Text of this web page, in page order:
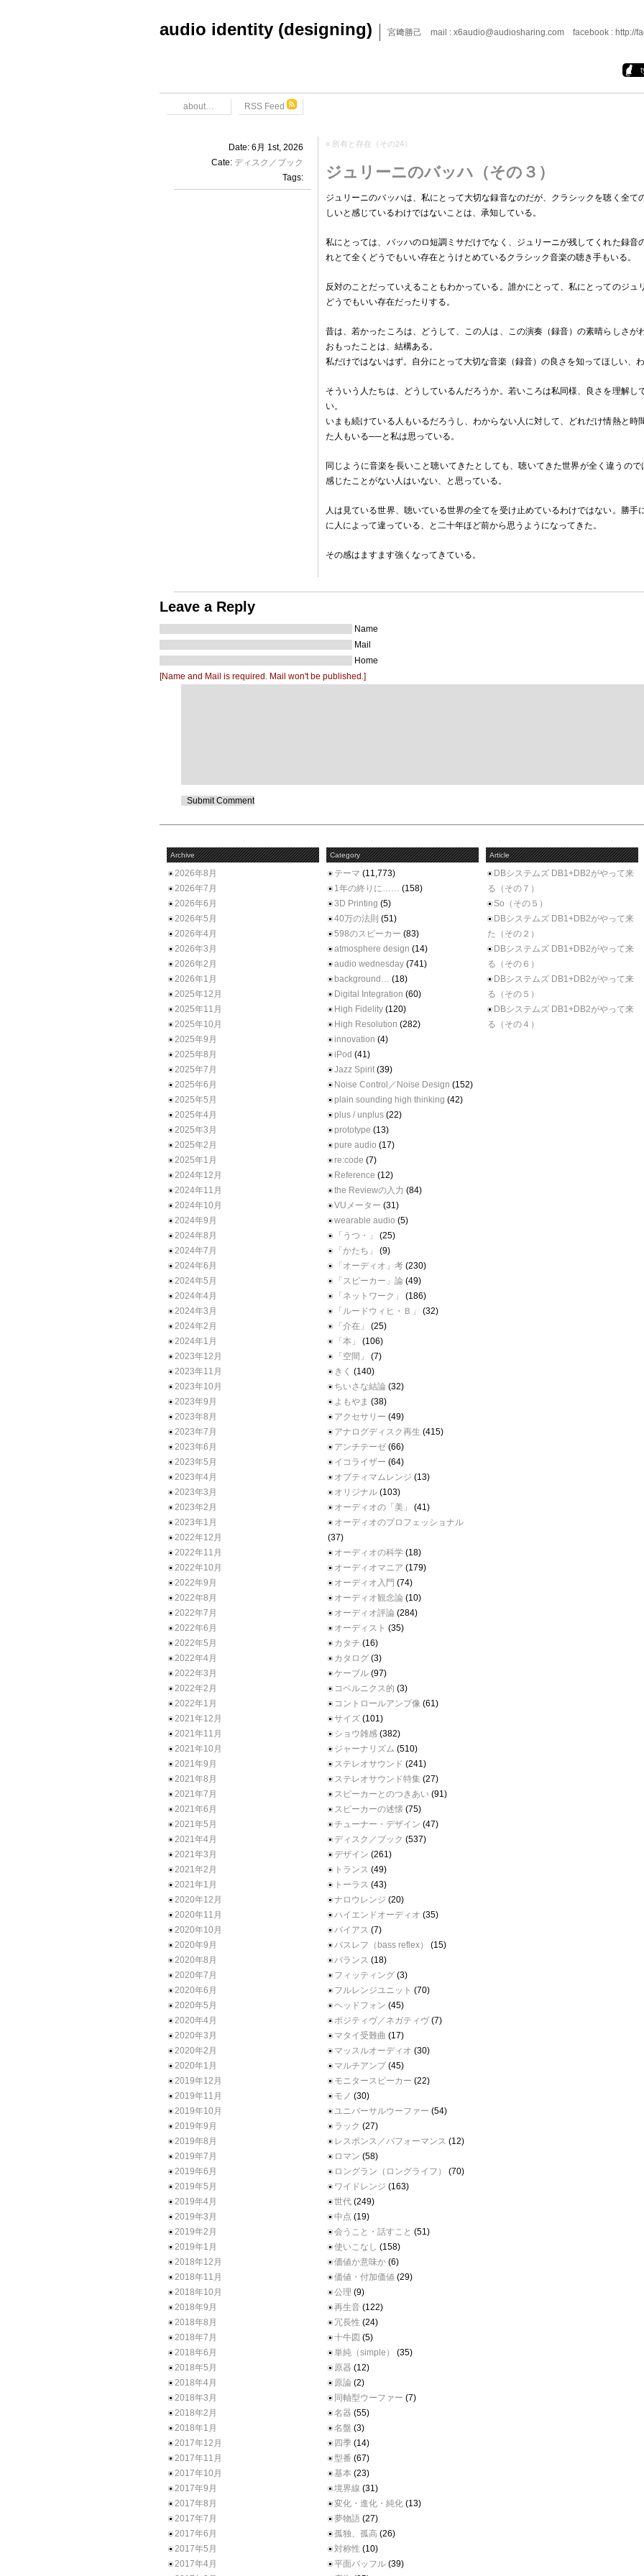
audio identity (designing) 宮﨑勝己 mail : x6audio@audiosharing.com facebook : http://
about… RSS Feed
Date: 6月 1st, 2026
Cate: ディスク／ブック
Tags:
« 所有と存在（その24）
ジュリーニのバッハ（その３）
ジュリーニのバッハは、私にとって大切な録音なのだが、クラシックを聴く全て
しいと感じているわけではないことは、承知している。
私にとっては、バッハのロ短調ミサだけでなく、ジュリーニが残してくれた録音
れとて全くどうでもいい存在とうけとめているクラシック音楽の聴き手もいる。
反対のことだっていえることもわかっている。誰かにとって、私にとってのジュ
どうでもいい存在だったりする。
昔は、若かったころは、どうして、この人は、この演奏（録音）の素晴らしさが
おもったことは、結構ある。
私だけではないはず。自分にとって大切な音楽（録音）の良さを知ってほしい、
そういう人たちは、どうしているんだろうか。若いころは私同様、良さを理解し
い。
いまも続けている人もいるだろうし、わからない人に対して、どれだけ情熱と時
た人もいる──と私は思っている。
同じように音楽を長いこと聴いてきたとしても、聴いてきた世界が全く違うの
感じたことがない人はいない、と思っている。
人は見ている世界、聴いている世界の全てを受け止めているわけではない。勝手
に人によって違っている、と二十年ほど前から思うようになってきた。
その感はますます強くなってきている。
Leave a Reply
Name
Mail
Home
[Name and Mail is required. Mail won't be published.]
Archive
2026年8月
2026年7月
2026年6月
2026年5月
2026年4月
2026年3月
2026年2月
2026年1月
2025年12月
2025年11月
2025年10月
2025年9月
2025年8月
2025年7月
2025年6月
2025年5月
2025年4月
2025年3月
2025年2月
2025年1月
2024年12月
2024年11月
2024年10月
2024年9月
2024年8月
2024年7月
2024年6月
2024年5月
2024年4月
2024年3月
2024年2月
2024年1月
2023年12月
2023年11月
2023年10月
2023年9月
2023年8月
2023年7月
2023年6月
2023年5月
2023年4月
2023年3月
2023年2月
2023年1月
2022年12月
2022年11月
2022年10月
2022年9月
2022年8月
2022年7月
2022年6月
2022年5月
2022年4月
2022年3月
2022年2月
2022年1月
2021年12月
2021年11月
2021年10月
2021年9月
2021年8月
2021年7月
2021年6月
2021年5月
2021年4月
2021年3月
2021年2月
2021年1月
2020年12月
2020年11月
2020年10月
2020年9月
2020年8月
2020年7月
2020年6月
2020年5月
2020年4月
2020年3月
2020年2月
2020年1月
2019年12月
2019年11月
2019年10月
2019年9月
2019年8月
2019年7月
2019年6月
2019年5月
2019年4月
2019年3月
2019年2月
2019年1月
2018年12月
2018年11月
2018年10月
2018年9月
2018年8月
2018年7月
2018年6月
2018年5月
2018年4月
2018年3月
2018年2月
2018年1月
2017年12月
2017年11月
2017年10月
2017年9月
2017年8月
2017年7月
2017年6月
2017年5月
2017年4月
Category
テーマ (11,773)
1年の終りに…… (158)
3D Printing (5)
40万の法則 (51)
598のスピーカー (83)
atmosphere design (14)
audio wednesday (741)
background… (18)
Digital Integration (60)
High Fidelity (120)
High Resolution (282)
innovation (4)
iPod (41)
Jazz Spirit (39)
Noise Control／Noise Design (152)
plain sounding high thinking (42)
plus / unplus (22)
prototype (13)
pure audio (17)
re:code (7)
Reference (12)
the Reviewの入力 (84)
VUメーター (31)
wearable audio (5)
「うつ・」
(25)
「かたち」
(9)
「オーディオ」考 (230)
「スピーカー」論 (49)
「ネットワーク」
(186)
「ルードウィヒ・Ｂ」
(32)
「介在」
(25)
「本」
(106)
「空間」
(7)
きく (140)
ちいさな結論 (32)
よもやま (38)
アクセサリー (49)
アナログディスク再生 (415)
アンチテーゼ (66)
イコライザー (64)
オプティマムレンジ (13)
オリジナル (103)
オーディオの「美」
(41)
オーディオのプロフェッショナル
(37)
オーディオの科学 (18)
オーディオマニア (179)
オーディオ入門 (74)
オーディオ観念論 (10)
オーディオ評論 (284)
オーディスト (35)
カタチ (16)
カタログ (3)
ケーブル (97)
コペルニクス的 (3)
コントロールアンプ像 (61)
サイズ (101)
ショウ雑感 (382)
ジャーナリズム (510)
ステレオサウンド (241)
ステレオサウンド特集 (27)
スピーカーとのつきあい (91)
スピーカーの述懐 (75)
チューナー・デザイン (47)
ディスク／ブック (537)
デザイン (261)
トランス (49)
トーラス (43)
ナロウレンジ (20)
ハイエンドオーディオ (35)
バイアス (7)
バスレフ（bass reflex）
(15)
バランス (18)
フィッティング (3)
フルレンジユニット (70)
ヘッドフォン (45)
ポジティヴ／ネガティヴ(7)
マタイ受難曲 (17)
マッスルオーディオ (30)
マルチアンプ (45)
モニタースピーカー (22)
モノ (30)
ユニバーサルウーファー (54)
ラック (27)
レスポンス／パフォーマンス (12)
ロマン (58)
ロングラン（ロングライフ）
(70)
ワイドレンジ (163)
世代 (249)
中点 (19)
会うこと・話すこと (51)
使いこなし (158)
価値か意味か (6)
価値・付加価値 (29)
公理 (9)
再生音 (122)
冗長性 (24)
十牛図 (5)
単純（simple）
(35)
原器 (12)
原論 (2)
同軸型ウーファー (7)
名器 (55)
名盤 (3)
四季 (14)
型番 (67)
基本 (23)
境界線 (31)
変化・進化・純化 (13)
夢物語 (27)
孤独、孤高 (26)
対称性 (10)
平面バッフル (39)
Article
DBシステムズ DB1+DB2がやって来
る（その７）
So（その５）
DBシステムズ DB1+DB2がやって来
た（その２）
DBシステムズ DB1+DB2がやって来
る（その６）
DBシステムズ DB1+DB2がやって来
る（その５）
DBシステムズ DB1+DB2がやって来
る（その４）